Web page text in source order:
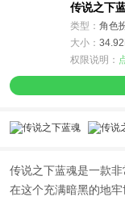
传说之下
类型： 角色
大小：
权限说明：
传说之下蓝魂是一款
在这个充满暗黑的地